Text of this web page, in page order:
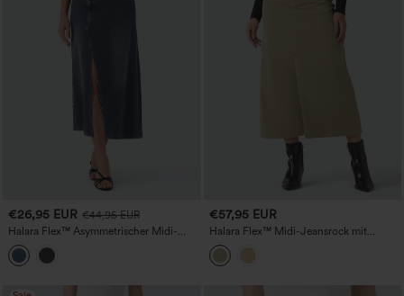
€26,95 EUR €44,95 EUR
Halara Flex™ Asymmetrischer Midi-
Jeansrock mit hoher Taille und Taschen
€57,95 EUR
Halara Flex™ Midi-Jeansrock mit
mittlerer Bundhöhe und Schlitz – lässig,
farbenfroh und mit Taschen